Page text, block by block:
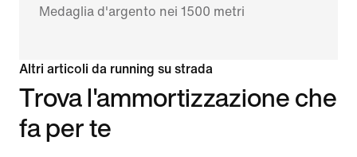
Medaglia d'argento nei 1500 metri
Altri articoli da running su strada
Trova l'ammortizzazione che
fa per te